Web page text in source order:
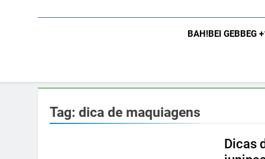
BAH!BEI GEBBEG
Tag: dica de maquiagens
Dicas